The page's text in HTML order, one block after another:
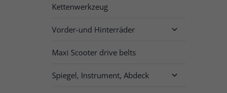
Kettenwerkzeug
Vorder-und Hinterräder 
Maxi Scooter drive belts
Spiegel, Instrument, Abdeck 